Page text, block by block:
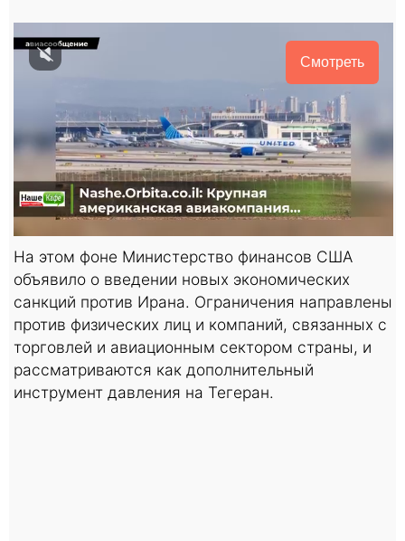
Смотреть
На этом фоне Министерство финансов США
объявило о введении новых экономических
санкций против Ирана. Ограничения направлены
против физических лиц и компаний, связанных с
торговлей и авиационным сектором страны, и
рассматриваются как дополнительный
инструмент давления на Тегеран.